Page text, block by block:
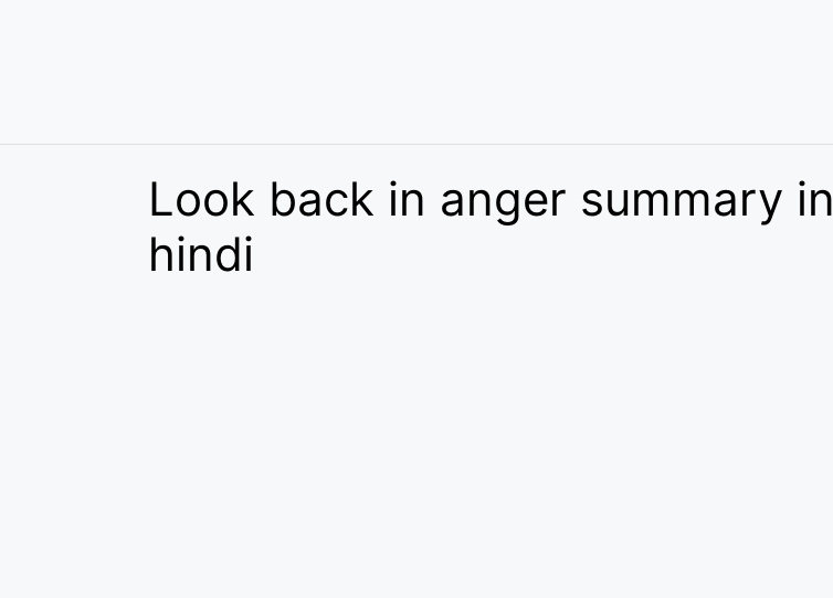
Look back in anger summary in
hindi